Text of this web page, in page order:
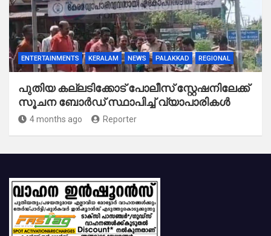
ENTERTAINMENTS KERALAM NEWS PALAKKAD REGIONAL
പുതിയ കല്ലടിക്കോട് പോലീസ് സ്റ്റേഷനിലേക്ക്
സൂചന ബോർഡ് സ്ഥാപിച്ച് വ്യാപാരികൾ
4 months ago Reporter